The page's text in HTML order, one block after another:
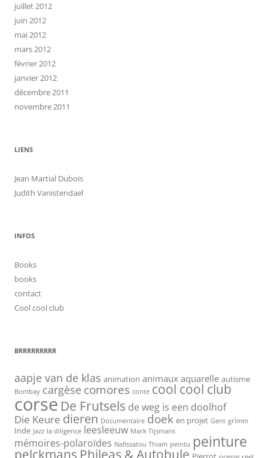
juillet 2012
juin 2012
mai 2012
mars 2012
février 2012
janvier 2012
décembre 2011
novembre 2011
LIENS
Jean Martial Dubois
Judith Vanistendael
INFOS
Books
books
contact
Cool cool club
BRRRRRRRRR
aapje van de klas animation animaux aquarelle autisme
Bombay cargèse comores conte cool cool club
corse De Frutsels de weg is een doolhof
Die Keure dieren Documentaire doek en projet Gent grimm
Inde Jazz la diligence leesleeuw Mark Tijsmans
mémoires-polaroïdes Nafissatou Thiam peintu peinture
pelckmans Phileas & Autobule